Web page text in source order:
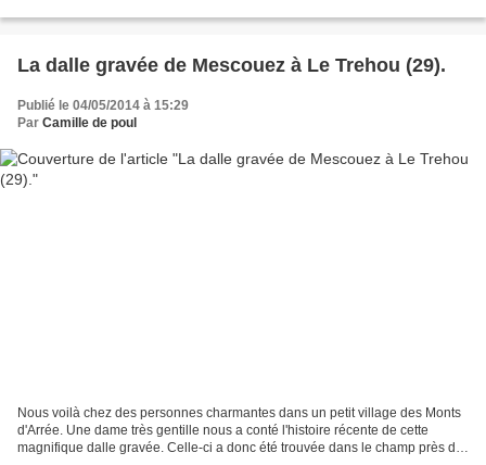
La dalle gravée de Mescouez à Le Trehou (29).
Publié le 04/05/2014 à 15:29
Par Camille de poul
Nous voilà chez des personnes charmantes dans un petit village des Monts
d'Arrée. Une dame très gentille nous a conté l'histoire récente de cette
magnifique dalle gravée. Celle-ci a donc été trouvée dans le champ près de